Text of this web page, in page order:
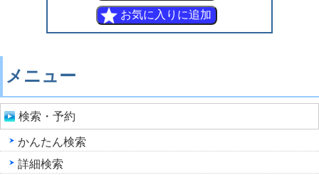
メニュー
検索・予約
かんたん検索
詳細検索